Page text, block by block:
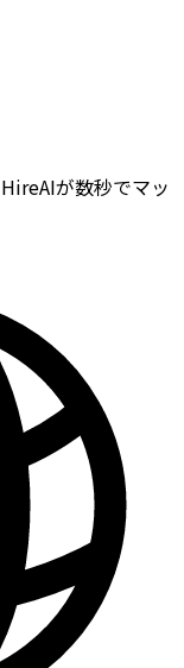
が数秒でマッ